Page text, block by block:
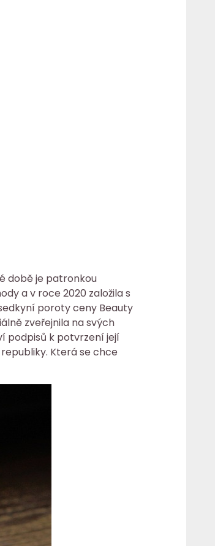
době je patronkou
a v roce 2020 založila s
poroty ceny Beauty
zveřejnila na svých
podpisů k potvrzení její
Která se chce